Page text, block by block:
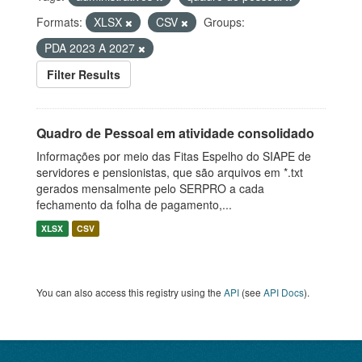
Formats:
XLSX CSV
Groups:
PDA 2023 A 2027
Filter Results
Quadro de Pessoal em atividade consolidado
Informações por meio das Fitas Espelho do SIAPE de
servidores e pensionistas, que são arquivos em *.txt
gerados mensalmente pelo SERPRO a cada
fechamento da folha de pagamento,...
XLSX CSV
You can also access this registry using the API (see API Docs).